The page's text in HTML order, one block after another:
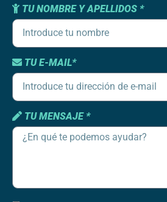
TU NOMBRE Y APELLIDOS *
TU E-MAIL*
TU MENSAJE *